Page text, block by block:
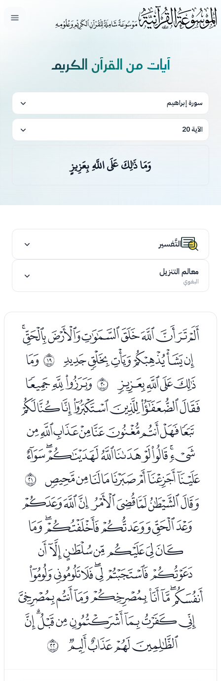
فتح
آيات من القرآن الكريم
سورة إبراهيم
الآية 20
وَمَا ذَٰلِكَ عَلَى اللَّهِ بِعَزِيزٍ
التَّفسير
معالم التنزيل
البغوي
ﭑﭒﭓﭔﭕﭖﭗﭘﭙ
ﭚﭛﭜﭝﭞﭟ ﰒﭡ
ﭢﭣﭤﭥ ﰓ ﭧﭨﭩ
ﭪﭫﭬﭭﭮﭯﭰ
ﭱﭲﭳﭴﭵﭶﭷﭸﭹ
ﭺﭻﭼﭽﭾﭿﮀﮁﮂ
ﮃﮄﮅﮆﮇﮈﮉﮊ ﰔ
ﮌﮍﮎﮏﮐﮑﮒﮓ
ﮔﮕﮖﮗﮘﮙ
ﮚﮛﮜﮝﮞﮟﮠ
ﮡﮢﮣﮤﮥﮦﮧ
ﮨﮩﮪﮫﮬﮭﮮﮯ
ﮰﮱﯓﯔﯕﯖﯗﯘ
ﯙﯚﯛﯜ ﰕ